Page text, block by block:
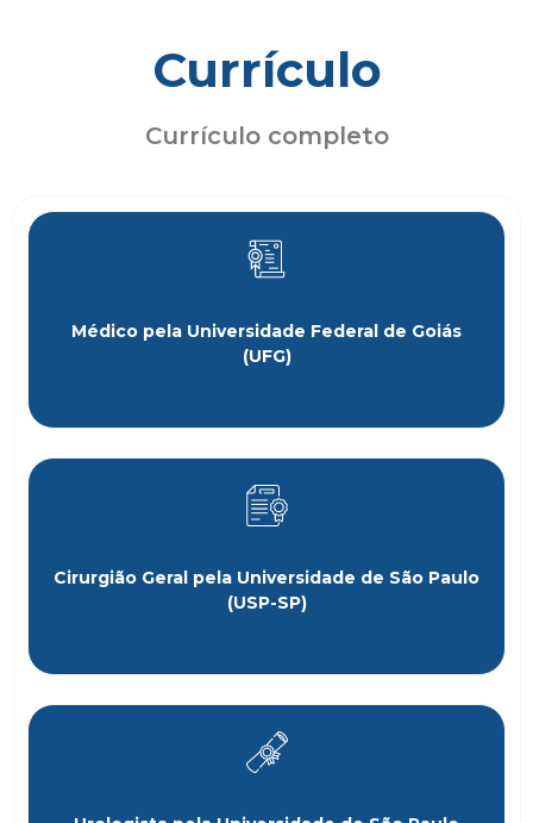
Currículo
Currículo completo
Médico pela Universidade Federal de Goiás
(UFG)
Cirurgião Geral pela Universidade de São Paulo
(USP-SP)